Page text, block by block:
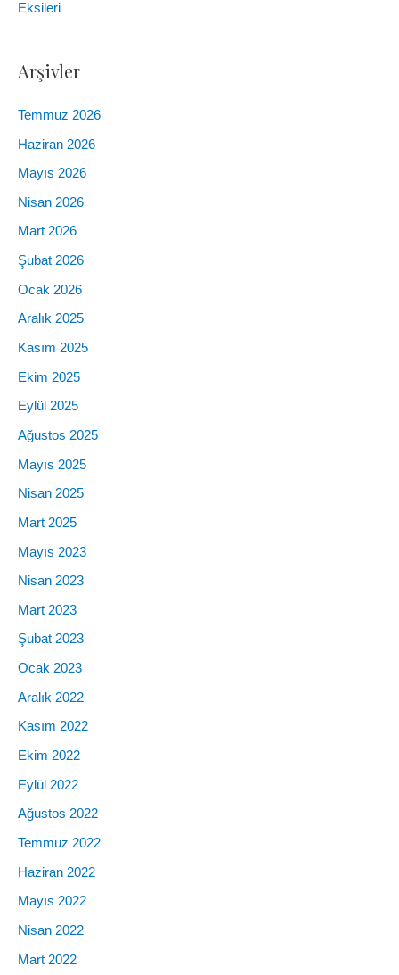
Eksileri
Arşivler
Temmuz 2026
Haziran 2026
Mayıs 2026
Nisan 2026
Mart 2026
Şubat 2026
Ocak 2026
Aralık 2025
Kasım 2025
Ekim 2025
Eylül 2025
Ağustos 2025
Mayıs 2025
Nisan 2025
Mart 2025
Mayıs 2023
Nisan 2023
Mart 2023
Şubat 2023
Ocak 2023
Aralık 2022
Kasım 2022
Ekim 2022
Eylül 2022
Ağustos 2022
Temmuz 2022
Haziran 2022
Mayıs 2022
Nisan 2022
Mart 2022